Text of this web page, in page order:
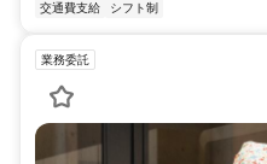
交通費支給
シフト制
業務委託